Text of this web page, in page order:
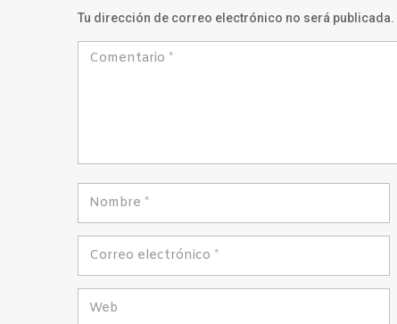
Tu dirección de correo electrónico no será publicada.